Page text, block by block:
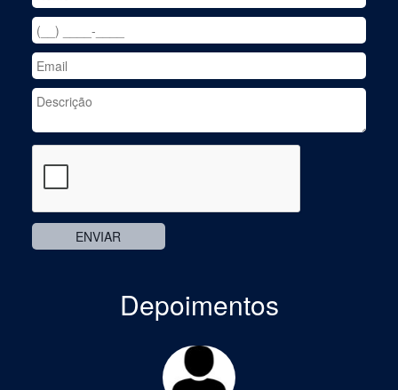
Depoimentos